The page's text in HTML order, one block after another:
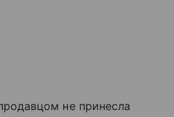
не принесла